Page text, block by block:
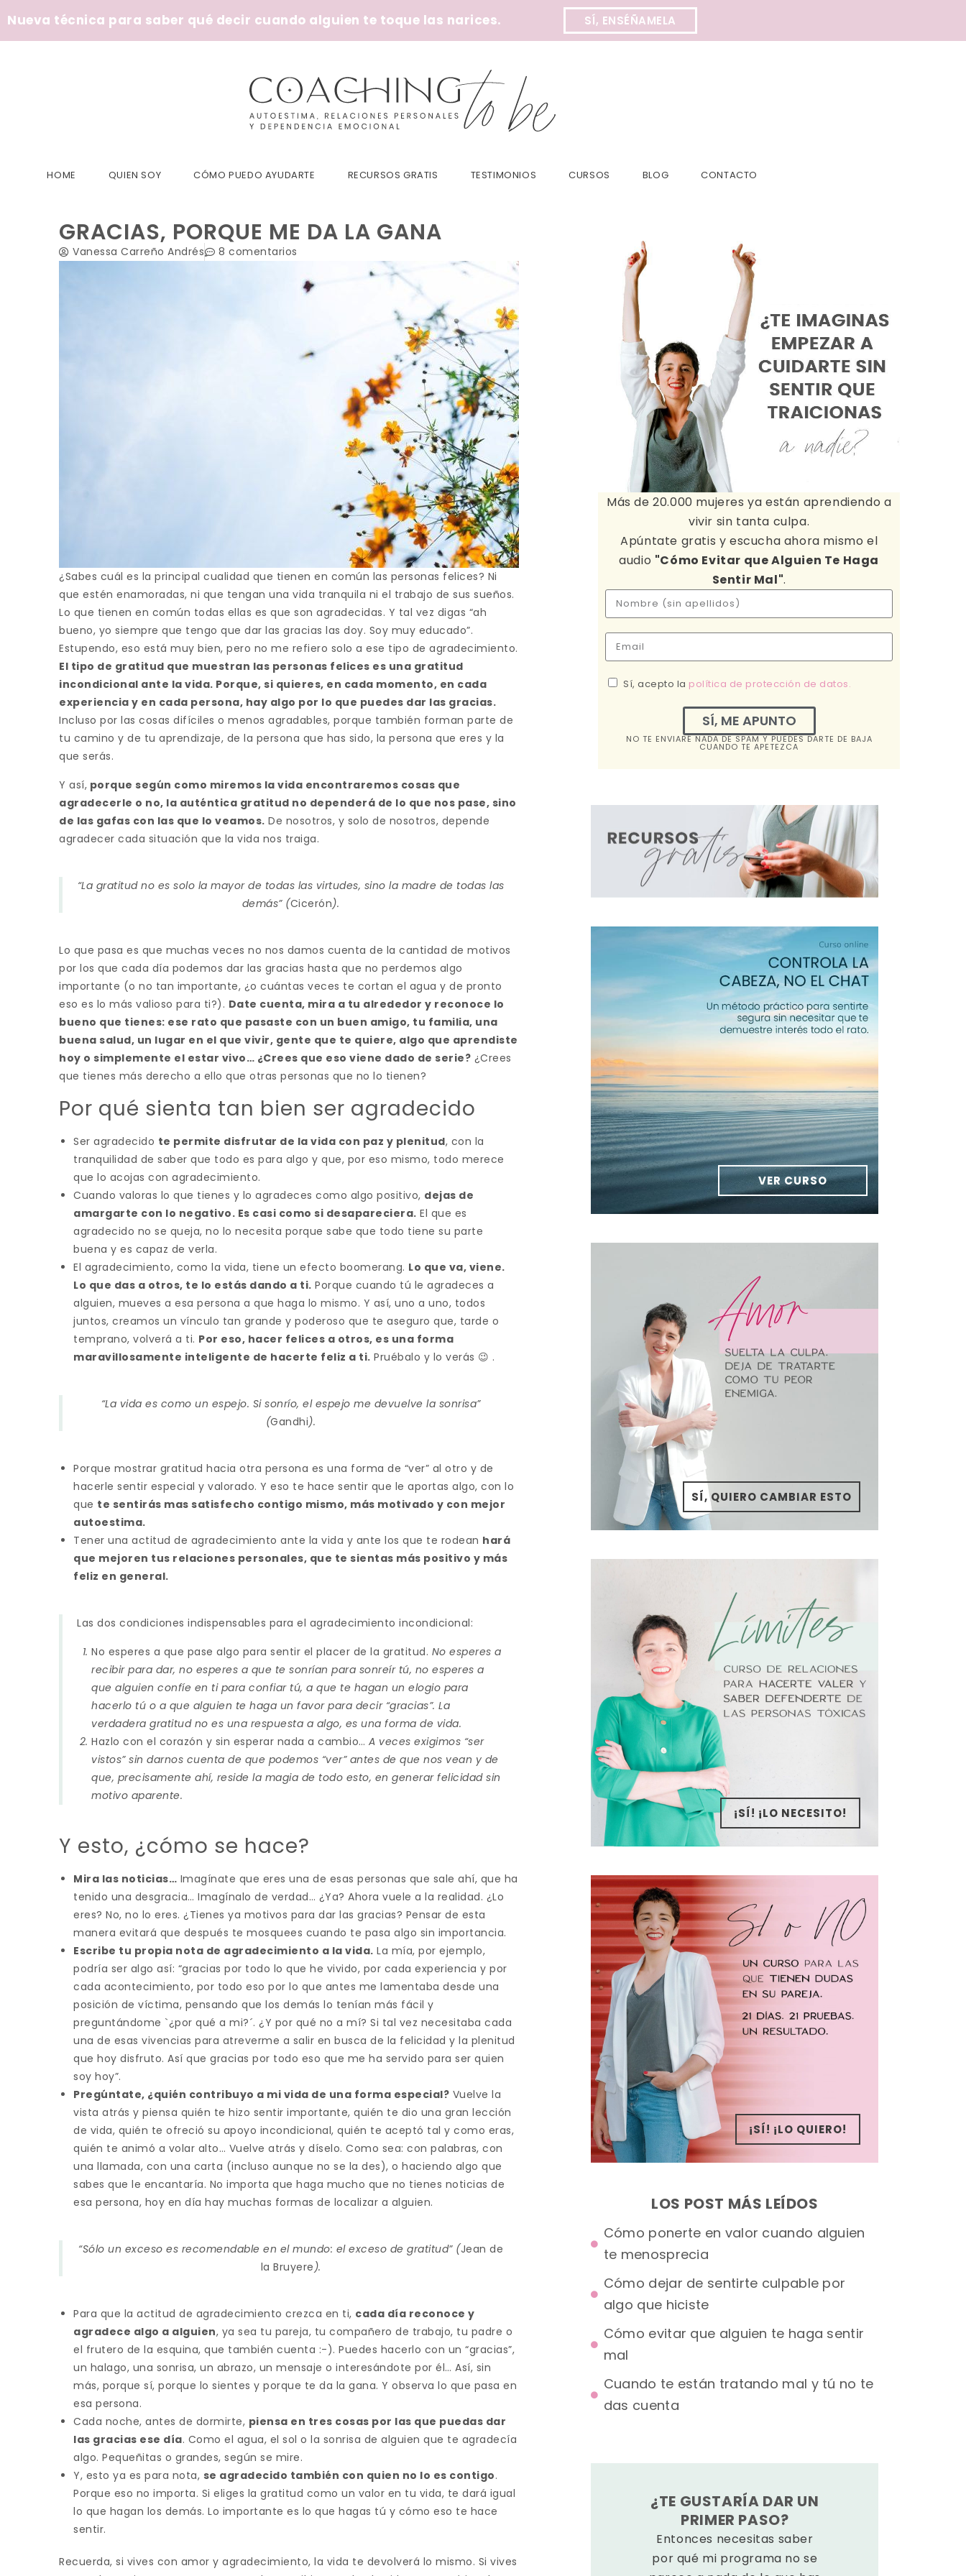
Nueva técnica para saber qué decir cuando alguien te toque las narices. SÍ, ENSÉÑAMELA
HOME QUIEN SOY CÓMO PUEDO AYUDARTE RECURSOS GRATIS TESTIMONIOS CURSOS BLOG CONTACTO
GRACIAS, PORQUE ME DA LA GANA
Vanessa Carreño Andrés 8 comentarios
¿Sabes cuál es la principal cualidad que tienen en común las personas felices? Ni
que estén enamoradas, ni que tengan una vida tranquila ni el trabajo de sus sueños.
Lo que tienen en común todas ellas es que son agradecidas. Y tal vez digas “ah
bueno, yo siempre que tengo que dar las gracias las doy. Soy muy educado”.
Estupendo, eso está muy bien, pero no me refiero solo a ese tipo de agradecimiento.
El tipo de gratitud que muestran las personas felices es una gratitud
incondicional ante la vida. Porque, si quieres, en cada momento, en cada
experiencia y en cada persona, hay algo por lo que puedes dar las gracias.
Incluso por las cosas difíciles o menos agradables, porque también forman parte de
tu camino y de tu aprendizaje, de la persona que has sido, la persona que eres y la
que serás.
Y así, porque según como miremos la vida encontraremos cosas que
agradecerle o no, la auténtica gratitud no dependerá de lo que nos pase, sino
de las gafas con las que lo veamos. De nosotros, y solo de nosotros, depende
agradecer cada situación que la vida nos traiga.
“La gratitud no es solo la mayor de todas las virtudes, sino la madre de todas las
demás” (Cicerón).
Lo que pasa es que muchas veces no nos damos cuenta de la cantidad de motivos
por los que cada día podemos dar las gracias hasta que no perdemos algo
importante (o no tan importante, ¿o cuántas veces te cortan el agua y de pronto
eso es lo más valioso para ti?). Date cuenta, mira a tu alrededor y reconoce lo
bueno que tienes: ese rato que pasaste con un buen amigo, tu familia, una
buena salud, un lugar en el que vivir, gente que te quiere, algo que aprendiste
hoy o simplemente el estar vivo… ¿Crees que eso viene dado de serie? ¿Crees
que tienes más derecho a ello que otras personas que no lo tienen?
Por qué sienta tan bien ser agradecido
Ser agradecido te permite disfrutar de la vida con paz y plenitud, con la
tranquilidad de saber que todo es para algo y que, por eso mismo, todo merece
que lo acojas con agradecimiento.
Cuando valoras lo que tienes y lo agradeces como algo positivo, dejas de
amargarte con lo negativo. Es casi como si desapareciera. El que es
agradecido no se queja, no lo necesita porque sabe que todo tiene su parte
buena y es capaz de verla.
El agradecimiento, como la vida, tiene un efecto boomerang. Lo que va, viene.
Lo que das a otros, te lo estás dando a ti. Porque cuando tú le agradeces a
alguien, mueves a esa persona a que haga lo mismo. Y así, uno a uno, todos
juntos, creamos un vínculo tan grande y poderoso que te aseguro que, tarde o
temprano, volverá a ti. Por eso, hacer felices a otros, es una forma
maravillosamente inteligente de hacerte feliz a ti. Pruébalo y lo verás 😉 .
“La vida es como un espejo. Si sonrío, el espejo me devuelve la sonrisa”
(Gandhi).
Porque mostrar gratitud hacia otra persona es una forma de “ver” al otro y de
hacerle sentir especial y valorado. Y eso te hace sentir que le aportas algo, con lo
que te sentirás mas satisfecho contigo mismo, más motivado y con mejor
autoestima.
Tener una actitud de agradecimiento ante la vida y ante los que te rodean hará
que mejoren tus relaciones personales, que te sientas más positivo y más
feliz en general.
Las dos condiciones indispensables para el agradecimiento incondicional:
No esperes a que pase algo para sentir el placer de la gratitud. No esperes a
recibir para dar, no esperes a que te sonrían para sonreír tú, no esperes a
que alguien confíe en ti para confiar tú, a que te hagan un elogio para
hacerlo tú o a que alguien te haga un favor para decir “gracias”. La
verdadera gratitud no es una respuesta a algo, es una forma de vida.
Hazlo con el corazón y sin esperar nada a cambio… A veces exigimos “ser
vistos” sin darnos cuenta de que podemos “ver” antes de que nos vean y de
que, precisamente ahí, reside la magia de todo esto, en generar felicidad sin
motivo aparente.
Y esto, ¿cómo se hace?
Mira las noticias… Imagínate que eres una de esas personas que sale ahí, que ha
tenido una desgracia… Imagínalo de verdad… ¿Ya? Ahora vuele a la realidad. ¿Lo
eres? No, no lo eres. ¿Tienes ya motivos para dar las gracias? Pensar de esta
manera evitará que después te mosquees cuando te pasa algo sin importancia.
Escribe tu propia nota de agradecimiento a la vida. La mía, por ejemplo,
podría ser algo así: “gracias por todo lo que he vivido, por cada experiencia y por
cada acontecimiento, por todo eso por lo que antes me lamentaba desde una
posición de víctima, pensando que los demás lo tenían más fácil y
preguntándome `¿por qué a mi?´. ¿Y por qué no a mí? Si tal vez necesitaba cada
una de esas vivencias para atreverme a salir en busca de la felicidad y la plenitud
que hoy disfruto. Así que gracias por todo eso que me ha servido para ser quien
soy hoy”.
Pregúntate, ¿quién contribuyo a mi vida de una forma especial? Vuelve la
vista atrás y piensa quién te hizo sentir importante, quién te dio una gran lección
de vida, quién te ofreció su apoyo incondicional, quién te aceptó tal y como eras,
quién te animó a volar alto… Vuelve atrás y díselo. Como sea: con palabras, con
una llamada, con una carta (incluso aunque no se la des), o haciendo algo que
sabes que le encantaría. No importa que haga mucho que no tienes noticias de
esa persona, hoy en día hay muchas formas de localizar a alguien.
“Sólo un exceso es recomendable en el mundo: el exceso de gratitud” (Jean de
la Bruyere).
Para que la actitud de agradecimiento crezca en ti, cada día reconoce y
agradece algo a alguien, ya sea tu pareja, tu compañero de trabajo, tu padre o
el frutero de la esquina, que también cuenta :-). Puedes hacerlo con un “gracias”,
un halago, una sonrisa, un abrazo, un mensaje o interesándote por él… Así, sin
más, porque sí, porque lo sientes y porque te da la gana. Y observa lo que pasa en
esa persona.
Cada noche, antes de dormirte, piensa en tres cosas por las que puedas dar
las gracias ese día. Como el agua, el sol o la sonrisa de alguien que te agradecía
algo. Pequeñitas o grandes, según se mire.
Y, esto ya es para nota, se agradecido también con quien no lo es contigo.
Porque eso no importa. Si eliges la gratitud como un valor en tu vida, te dará igual
lo que hagan los demás. Lo importante es lo que hagas tú y cómo eso te hace
sentir.
Recuerda, si vives con amor y agradecimiento, la vida te devolverá lo mismo. Si vives
Más de 20.000 mujeres ya están aprendiendo a
vivir sin tanta culpa.
Apúntate gratis y escucha ahora mismo el
audio "Cómo Evitar que Alguien Te Haga
Sentir Mal".
Sí, acepto la política de protección de datos.
SÍ, ME APUNTO
NO TE ENVIARÉ NADA DE SPAM Y PUEDES DARTE DE BAJA
CUANDO TE APETEZCA
VER CURSO
SÍ, QUIERO CAMBIAR ESTO
¡SÍ! ¡LO NECESITO!
¡SÍ! ¡LO QUIERO!
LOS POST MÁS LEÍDOS
Cómo ponerte en valor cuando alguien
te menosprecia
Cómo dejar de sentirte culpable por
algo que hiciste
Cómo evitar que alguien te haga sentir
mal
Cuando te están tratando mal y tú no te
das cuenta
¿TE GUSTARÍA DAR UN
PRIMER PASO?
Entonces necesitas saber
por qué mi programa no se